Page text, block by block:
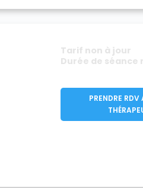
Tarif non à jour
Durée de séance
PRENDRE RDV